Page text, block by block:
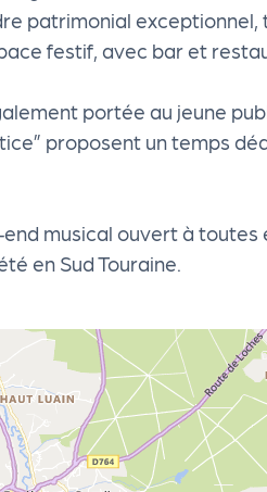
patrimonial
festif, avec bar et
portée au jeune
proposent un temps
musical ouvert à toutes
en Sud Touraine.